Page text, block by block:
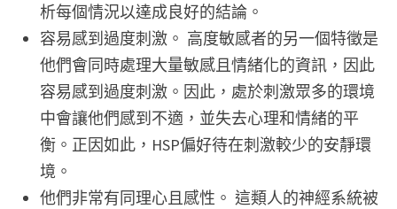
析每個情況以達成良好的結論。
容易感到過度刺激。 高度敏感者的另一個特徵是
他們會同時處理大量敏感且情緒化的資訊，因此
容易感到過度刺激。因此，處於刺激眾多的環境
中會讓他們感到不適，並失去心理和情緒的平
衡。正因如此，HSP偏好待在刺激較少的安靜環
境。
他們非常有同理心且感性。 這類人的神經系統被